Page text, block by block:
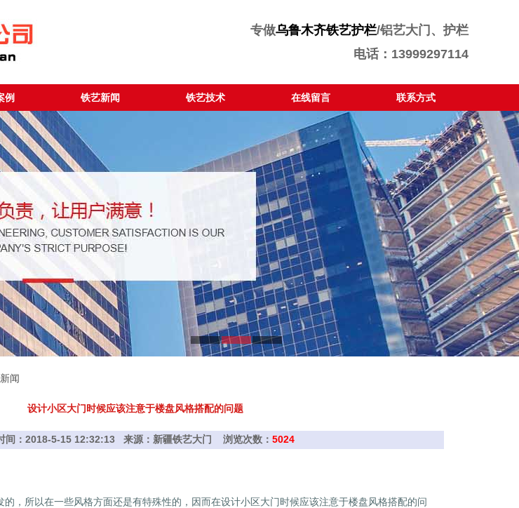
专做乌鲁木齐铁艺护栏/铝艺大门、护栏
电话：13999297114
例 铁艺新闻 铁艺技术 在线留言 联系方式
闻
设计小区大门时候应该注意于楼盘风格搭配的问题
间：2018-5-15 12:32:13 来源：新疆铁艺大门 浏览次数： 5024
，所以在一些风格方面还是有特殊性的，因而在设计小区大门时候应该注意于楼盘风格搭配的问